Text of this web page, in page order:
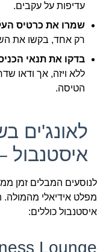
עדיפות על עקבים.
שמרו את כרטיס
רק אחד, בקשו את
בדקו את תנאי
הטיסה.
לאונג'ים
איסטנבול
לנוסעים המבלים זמן
מפלט אידיאלי
איסטנבול כוללים:
Lounge